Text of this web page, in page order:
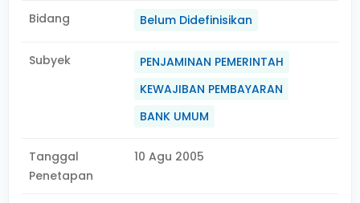
Bidang Belum Didefinisikan
Subyek
PENJAMINAN PEMERINTAH
KEWAJIBAN PEMBAYARAN
BANK UMUM
Tanggal
Penetapan
10 Agu 2005